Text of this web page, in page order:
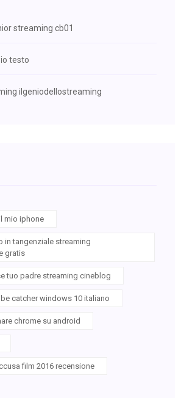
streaming cb01
testo
ilgeniodellostreaming
mio iphone
in tangenziale streaming
gratis
tuo padre streaming cineblog
catcher windows 10 italiano
chrome su android
film 2016 recensione